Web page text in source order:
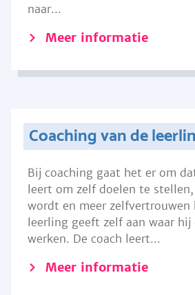
naar...
Meer informatie
Coaching van de
Bij coaching gaat het er om
leert om zelf doelen te
wordt en meer zelfvertrouwen
leerling geeft zelf aan waar
werken. De coach leert...
Meer informatie